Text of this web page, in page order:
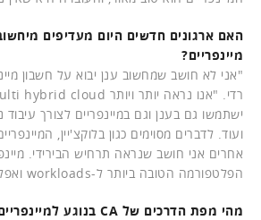
האם ארגונים חדשים היום מעדיפים
מיינפריים?
"אני לא חושב שמחשוב ענן יבוא על חשבון
ישתמשו גם בענן וגם במיינפריים לצורך
ועוד. לדברים מסוימים כגון בלוקצ'יין,
אחרים אני חושב שנראה תרחיש הבירידי.
הפלטפורמה הטובה ביותר ל-workloads ואפליקציות מסוימות".
מהי מפת הדרכים של CA בנוגע למיינפריים?